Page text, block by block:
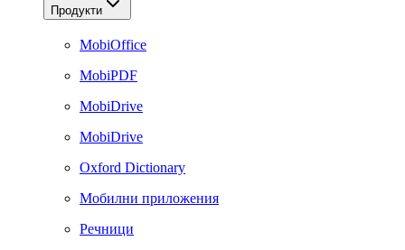
Продукти
MobiOffice
MobiPDF
MobiDrive
MobiDrive
Oxford Dictionary
Мобилни приложения
Речници